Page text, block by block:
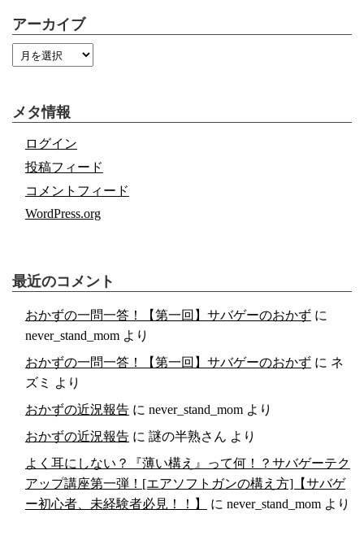
アーカイブ
メタ情報
ログイン
投稿フィード
コメントフィード
WordPress.org
最近のコメント
おかずの一問一答！【第一回】サバゲーのおかず に
never_stand_mom より
おかずの一問一答！【第一回】サバゲーのおかず に ネ
ズミ
より
おかずの近況報告 に never_stand_mom より
おかずの近況報告 に 謎の半熟さん より
よく耳にしない？『薄い構え』って何！？サバゲーテク
アップ講座第一弾！[エアソフトガンの構え方]【サバゲ
ー初心者、未経験者必見！！】
に never_stand_mom より